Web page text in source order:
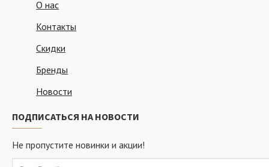
О нас
Контакты
Скидки
Бренды
Новости
ПОДПИСАТЬСЯ НА НОВОСТИ
Не пропустите новинки и акции!